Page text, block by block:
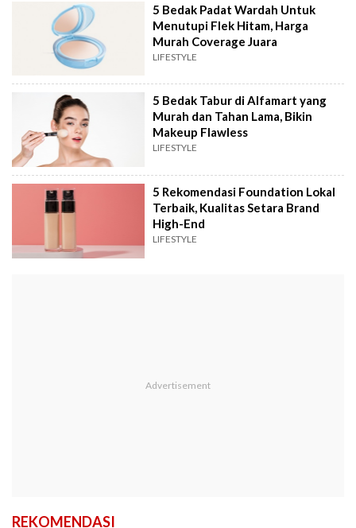
5 Bedak Padat Wardah Untuk
Menutupi Flek Hitam, Harga
Murah Coverage Juara
LIFESTYLE
5 Bedak Tabur di Alfamart yang
Murah dan Tahan Lama, Bikin
Makeup Flawless
LIFESTYLE
5 Rekomendasi Foundation Lokal
Terbaik, Kualitas Setara Brand
High-End
LIFESTYLE
REKOMENDASI